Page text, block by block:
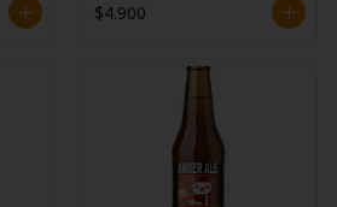
$4.900